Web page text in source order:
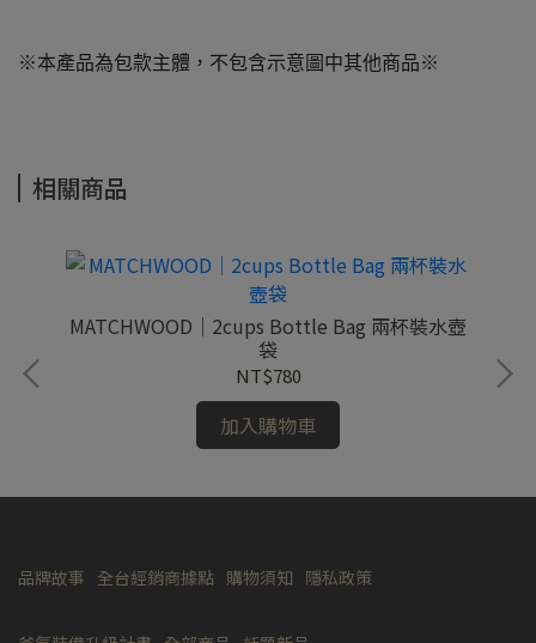
※本產品為包款主體，不包含示意圖中其他商品※
相關商品
MATCHWOOD｜2cups Bottle Bag 兩杯裝水壺
袋
NT$780
加入購物車
品牌故事 全台經銷商據點 購物須知 隱私政策